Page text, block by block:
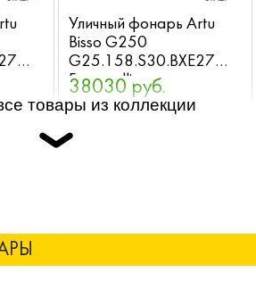
Уличный фонарь Artu
Bisso G250
G25.158.S30.BXE27
Fumagalli
38030 руб.
товары из коллекции